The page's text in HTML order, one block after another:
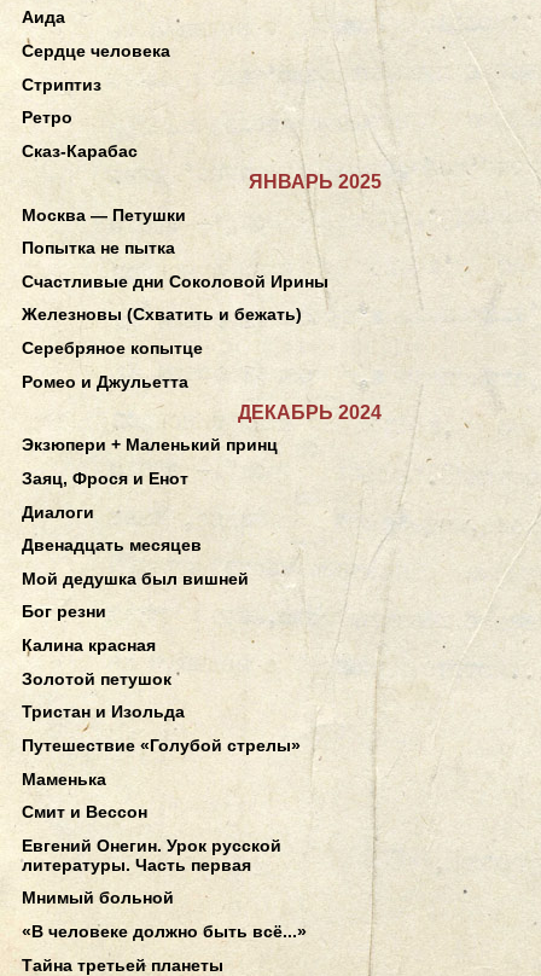
Аида
Сердце человека
Стриптиз
Ретро
Сказ-Карабас
ЯНВАРЬ 2025
Москва — Петушки
Попытка не пытка
Счастливые дни Соколовой Ирины
Железновы (Схватить и бежать)
Серебряное копытце
Ромео и Джульетта
ДЕКАБРЬ 2024
Экзюпери + Маленький принц
Заяц, Фрося и Енот
Диалоги
Двенадцать месяцев
Мой дедушка был вишней
Бог резни
Калина красная
Золотой петушок
Тристан и Изольда
Путешествие «Голубой стрелы»
Маменька
Смит и Вессон
Евгений Онегин. Урок русской
литературы. Часть первая
Мнимый больной
«В человеке должно быть всё...»
Тайна третьей планеты